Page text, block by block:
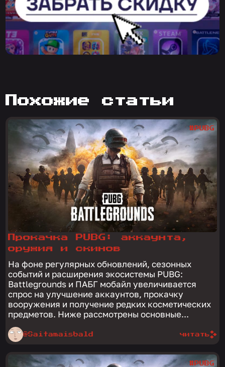
похожие статьи
Прокачка PUBG: аккаунта,
оружия и скинов
На фоне регулярных обновлений, сезонных
событий и расширения экосистемы PUBG:
Battlegrounds и ПАБГ мобайл увеличивается
спрос на улучшение аккаунтов, прокачку
вооружения и получение редких косметических
предметов. Ниже рассмотрены основные...
@Saitamaisbald
#PUBG
читать
#PUBG